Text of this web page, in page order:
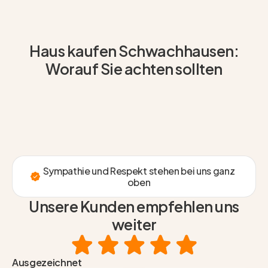
Haus kaufen Schwachhausen:
Worauf Sie achten sollten
Sympathie und Respekt stehen bei uns ganz
oben
Unsere Kunden empfehlen uns
weiter
Ausgezeichnet